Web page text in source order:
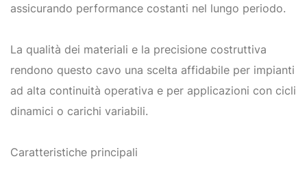
assicurando performance costanti nel lungo periodo.
La qualità dei materiali e la precisione costruttiva
rendono questo cavo una scelta affidabile per impianti
ad alta continuità operativa e per applicazioni con cicli
dinamici o carichi variabili.
Caratteristiche principali